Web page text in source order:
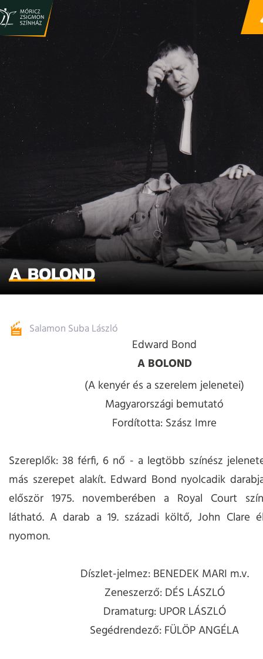
A BOLOND
Salamon Suba László
Edward Bond
A BOLOND
(A kenyér és a szerelem jelenetei)
Magyarországi bemutató
Fordította: Szász Imre
Szereplők: 38 férfi, 6 nő - a legtöbb színész
más szerepet alakít. Edward Bond nyolcadik
először 1975. novemberében a Royal Court
látható. A darab a 19. századi költő, John Clare
nyomon.
Díszlet-jelmez: BENEDEK MARI m.v.
Zeneszerző: DÉS LÁSZLÓ
Dramaturg: UPOR LÁSZLÓ
Segédrendező: FÜLÖP ANGÉLA